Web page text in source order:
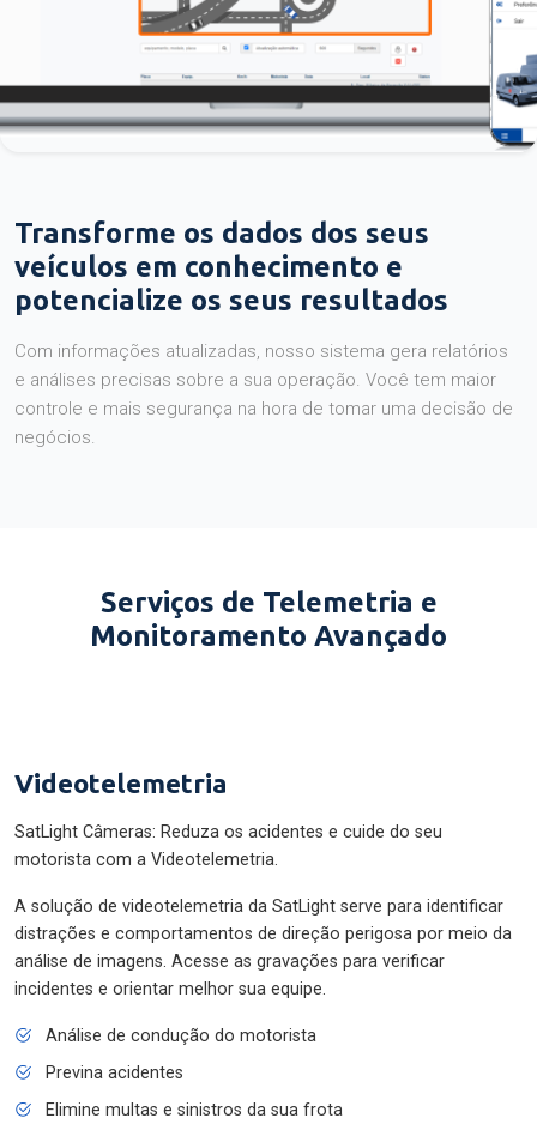
Transforme os dados dos seus
veículos em conhecimento e
potencialize os seus resultados
Com informações atualizadas, nosso sistema gera relatórios
e análises precisas sobre a sua operação. Você tem maior
controle e mais segurança na hora de tomar uma decisão de
negócios.
Serviços de Telemetria e
Monitoramento Avançado
Videotelemetria
SatLight Câmeras: Reduza os acidentes e cuide do seu
motorista com a Videotelemetria.
A solução de videotelemetria da SatLight serve para identificar
distrações e comportamentos de direção perigosa por meio da
análise de imagens. Acesse as gravações para verificar
incidentes e orientar melhor sua equipe.
Análise de condução do motorista
Previna acidentes
Elimine multas e sinistros da sua frota